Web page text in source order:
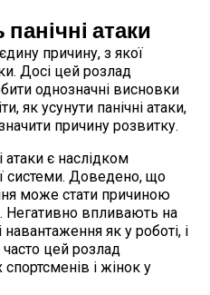
атаки
причину, з якої
Досі цей розлад
однозначні висновки
як усунути панічні атаки,
причину розвитку.
атаки є наслідком
системи. Доведено, що
може стати причиною
Негативно впливають на
як у роботі, і
цей розлад
спортсменів і жінок у